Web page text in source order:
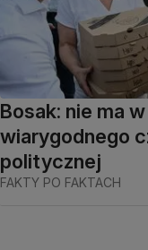
Bosak: nie ma
wiarygodnego
politycznej
FAKTY PO FAKTACH